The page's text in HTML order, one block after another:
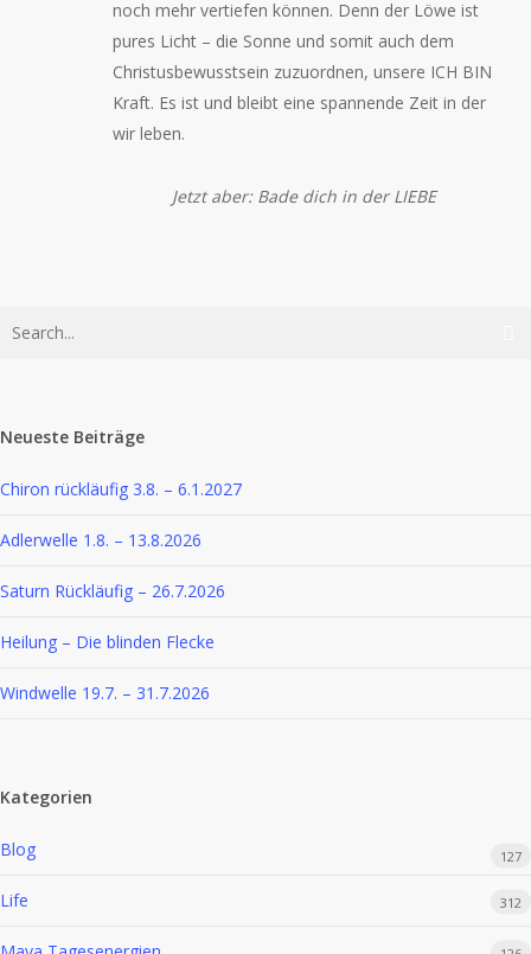
noch mehr vertiefen können. Denn der Löwe ist
pures Licht – die Sonne und somit auch dem
Christusbewusstsein zuzuordnen, unsere ICH BIN
Kraft. Es ist und bleibt eine spannende Zeit in der
wir leben.
Jetzt aber: Bade dich in der LIEBE
Neueste Beiträge
Chiron rückläufig 3.8. – 6.1.2027
Adlerwelle 1.8. – 13.8.2026
Saturn Rückläufig – 26.7.2026
Heilung – Die blinden Flecke
Windwelle 19.7. – 31.7.2026
Kategorien
Blog 127
Life 312